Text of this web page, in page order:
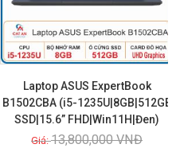
Xem chi tiết
Laptop ASUS ExpertBook
B1502CBA (i5-1235U|8GB|512GB
SSD|15.6” FHD|Win11H|Đen)
13,800,000VNĐ